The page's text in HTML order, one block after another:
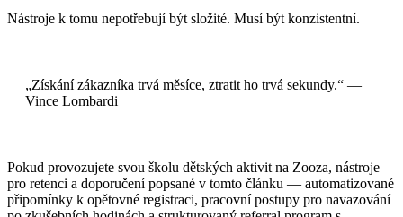
Nástroje k tomu nepotřebují být složité. Musí být konzistentní.
„Získání zákazníka trvá měsíce, ztratit ho trvá sekundy.“ —
Vince Lombardi
Pokud provozujete svou školu dětských aktivit na Zooza, nástroje
pro retenci a doporučení popsané v tomto článku — automatizované
připomínky k opětovné registraci, pracovní postupy pro navazování